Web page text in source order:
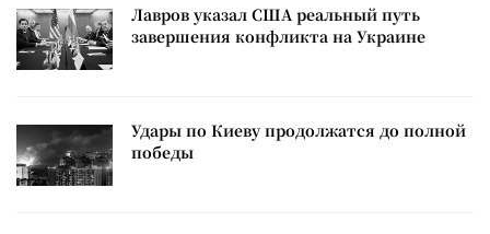
Лавров указал США реальный путь
завершения конфликта на Украине
Удары по Киеву продолжатся до полной
победы